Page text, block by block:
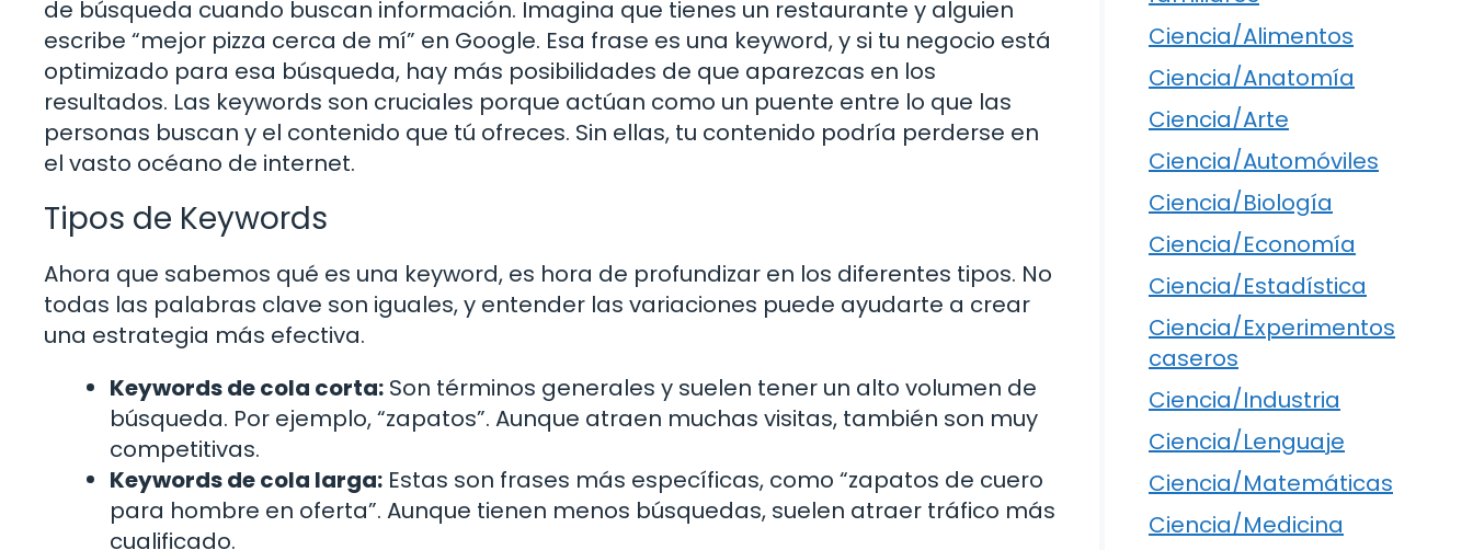
de búsqueda cuando buscan información. Imagina que tienes un restaurante y alguien
escribe “mejor pizza cerca de mí” en Google. Esa frase es una keyword, y si tu negocio está
optimizado para esa búsqueda, hay más posibilidades de que aparezcas en los
resultados. Las keywords son cruciales porque actúan como un puente entre lo que las
personas buscan y el contenido que tú ofreces. Sin ellas, tu contenido podría perderse en
el vasto océano de internet.
Tipos de Keywords
Ahora que sabemos qué es una keyword, es hora de profundizar en los diferentes tipos. No
todas las palabras clave son iguales, y entender las variaciones puede ayudarte a crear
una estrategia más efectiva.
Keywords de cola corta: Son términos generales y suelen tener un alto volumen de
búsqueda. Por ejemplo, “zapatos”. Aunque atraen muchas visitas, también son muy
competitivas.
Keywords de cola larga: Estas son frases más específicas, como “zapatos de cuero
para hombre en oferta”. Aunque tienen menos búsquedas, suelen atraer tráfico más
cualificado.
Ciencia/Alimentos
Ciencia/Anatomía
Ciencia/Arte
Ciencia/Automóviles
Ciencia/Biología
Ciencia/Economía
Ciencia/Estadística
Ciencia/Experimentos
caseros
Ciencia/Industria
Ciencia/Lenguaje
Ciencia/Matemáticas
Ciencia/Medicina